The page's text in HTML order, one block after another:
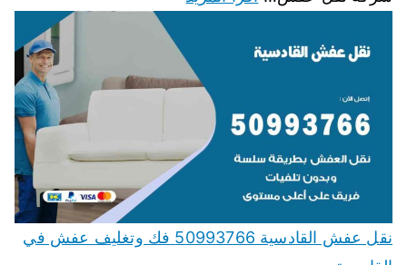
نقل عفش القادسية 50993766 فك وتغليف عفش في